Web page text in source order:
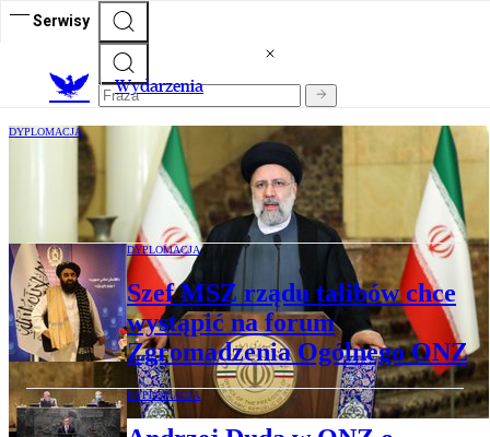
Serwisy
Wydarzenia
DYPLOMACJA
Prezydent Iranu w ONZ: Agenda Izraela
to zabijanie dzieci. Izrael odpowiada
DYPLOMACJA
Szef MSZ rządu talibów chce
wystąpić na forum
Zgromadzenia Ogólnego ONZ
DYPLOMACJA